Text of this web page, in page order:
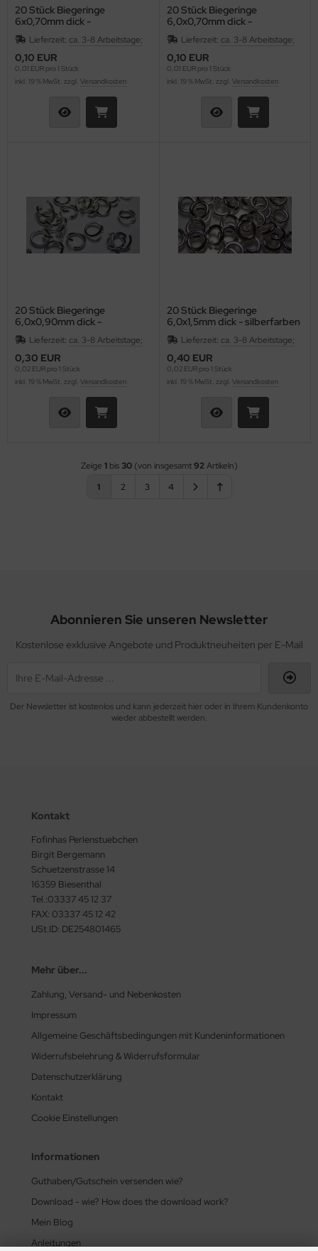
20 Stück Biegeringe
6x0,70mm dick -
hematitfarben
Lieferzeit: ca. 3-8 Arbeitstage;
0,10 EUR
0,01 EUR pro 1 Stück
inkl. 19 % MwSt. zzgl. Versandkosten
20 Stück Biegeringe
6,0x0,70mm dick -
silberfarben
Lieferzeit: ca. 3-8 Arbeitstage;
0,10 EUR
0,01 EUR pro 1 Stück
inkl. 19 % MwSt. zzgl. Versandkosten
20 Stück Biegeringe
6,0x0,90mm dick -
silberfarben
Lieferzeit: ca. 3-8 Arbeitstage;
0,30 EUR
0,02 EUR pro 1 Stück
inkl. 19 % MwSt. zzgl. Versandkosten
20 Stück Biegeringe
6,0x1,5mm dick - silberfarben
Lieferzeit: ca. 3-8 Arbeitstage;
0,40 EUR
0,02 EUR pro 1 Stück
inkl. 19 % MwSt. zzgl. Versandkosten
Zeige 1bis 30(von insgesamt92Artikeln)
1
2 3 4
Abonnieren Sie unseren Newsletter
Kostenlose exklusive Angebote und Produktneuheiten per E-Mail
Der Newsletter ist kostenlos und kann jederzeit hier oder in Ihrem Kundenkonto
wieder abbestellt werden.
Kontakt
Fofinhas Perlenstuebchen
Birgit Bergemann
Schuetzenstrasse 14
16359 Biesenthal
Tel.:03337 45 12 37
FAX: 03337 45 12 42
USt.ID: DE254801465
Mehr über...
Zahlung, Versand- und Nebenkosten
Impressum
Allgemeine Geschäftsbedingungen mit Kundeninformationen
Widerrufsbelehrung & Widerrufsformular
Datenschutzerklärung
Kontakt
Cookie Einstellungen
Informationen
Guthaben/Gutschein versenden wie?
Download - wie? How does the download work?
Mein Blog
Anleitungen